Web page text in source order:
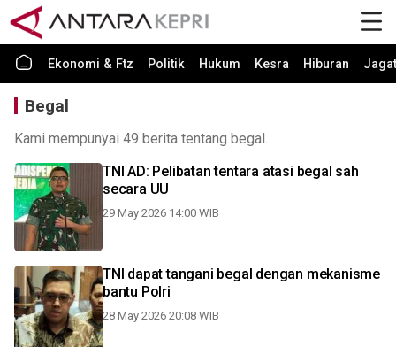
Ekonomi & Ftz Politik Hukum Kesra Hiburan Jagat
Begal
Kami mempunyai 49 berita tentang begal.
TNI AD: Pelibatan tentara atasi begal sah
secara UU
29 May 2026 14:00 WIB
TNI dapat tangani begal dengan mekanisme
bantu Polri
28 May 2026 20:08 WIB